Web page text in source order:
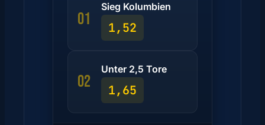
01
Sieg Kolumbien
1,52
02
Unter 2,5 Tore
1,65